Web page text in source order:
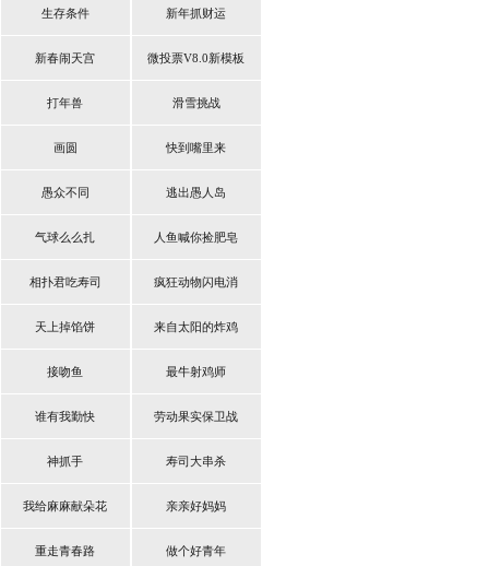
生存条件 新年抓财运
新春闹天宫 微投票V8.0新模板
打年兽 滑雪挑战
画圆 快到嘴里来
愚众不同 逃出愚人岛
气球么么扎 人鱼喊你捡肥皂
相扑君吃寿司 疯狂动物闪电消
天上掉馅饼 来自太阳的炸鸡
接吻鱼 最牛射鸡师
谁有我勤快 劳动果实保卫战
神抓手 寿司大串杀
我给麻麻献朵花 亲亲好妈妈
重走青春路 做个好青年